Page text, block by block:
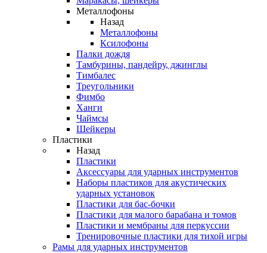
Металлофоны
Назад
Металлофоны
Ксилофоны
Палки дождя
Тамбурины, пандейру, джинглы
Тимбалес
Треугольники
Фимбо
Ханги
Чаймсы
Шейкеры
Пластики
Назад
Пластики
Аксессуары для ударных инструментов
Наборы пластиков для акустических
ударных установок
Пластики для бас-бочки
Пластики для малого барабана и томов
Пластики и мембраны для перкуссии
Тренировочные пластики для тихой игры
Рамы для ударных инструментов